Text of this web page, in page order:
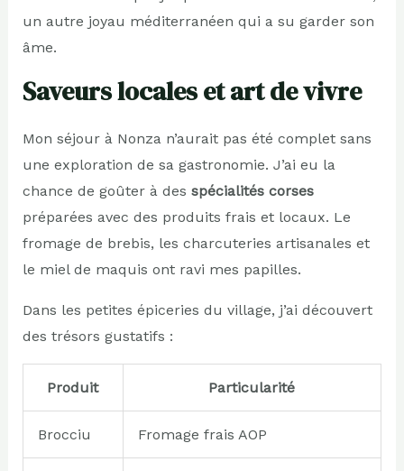
un autre joyau méditerranéen qui a su garder son
âme.
Saveurs locales et art de vivre
Mon séjour à Nonza n’aurait pas été complet sans
une exploration de sa gastronomie. J’ai eu la
chance de goûter à des spécialités corses
préparées avec des produits frais et locaux. Le
fromage de brebis, les charcuteries artisanales et
le miel de maquis ont ravi mes papilles.
Dans les petites épiceries du village, j’ai découvert
des trésors gustatifs :
Produit Particularité
Brocciu Fromage frais AOP